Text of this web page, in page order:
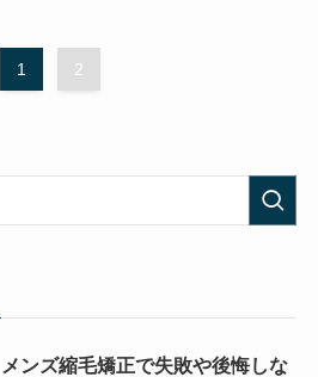
1 2
メンズ縮毛矯正で失敗や後悔しな